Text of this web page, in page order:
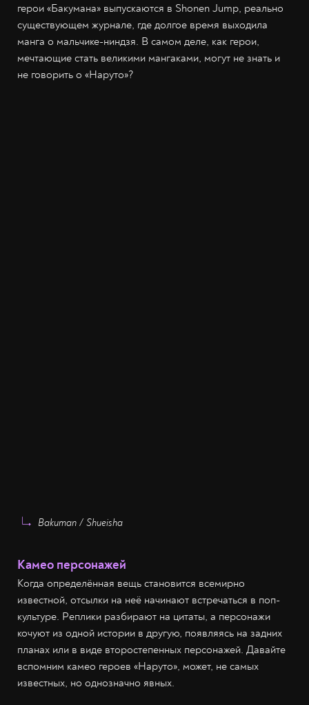
герои «Бакумана» выпускаются в Shonen Jump, реально
существующем журнале, где долгое время выходила
манга о мальчике-ниндзя. В самом деле, как герои,
мечтающие стать великими мангаками, могут не знать и
не говорить о «Наруто»?
Bakuman / Shueisha
Камео персонажей
Когда определённая вещь становится всемирно
известной, отсылки на неё начинают встречаться в поп-
культуре. Реплики разбирают на цитаты, а персонажи
кочуют из одной истории в другую, появляясь на задних
планах или в виде второстепенных персонажей. Давайте
вспомним камео героев «Наруто», может, не самых
известных, но однозначно явных.